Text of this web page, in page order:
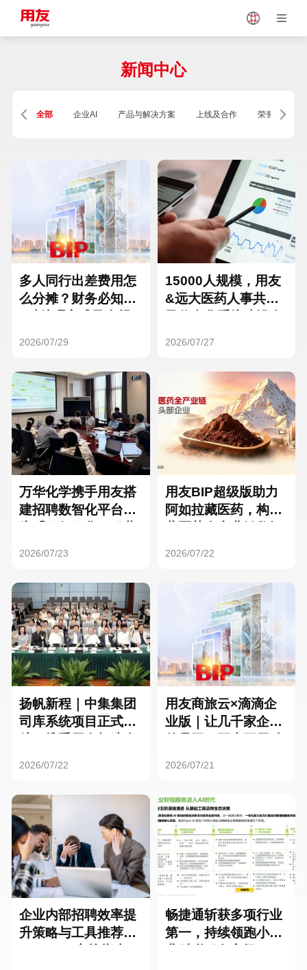
Vietnam
Singapore Malaysia
Thailand
Turkey
Hungary Mexico
Hong Kong Macau
新闻中心
全部 企业AI 产品与解决方案 上线及合作 荣誉及资质
多人同行出差费用怎
么分摊？财务必知的
2026/07/29
15000人规模，用友
&远大医药人事共享
2026/07/27
万华化学携手用友搭
建招聘数智化平台，
2026/07/23
用友BIP超级版助力
阿如拉藏医药，构建
2026/07/22
扬帆新程｜中集集团
司库系统项目正式启
2026/07/22
用友商旅云×滴滴企
业版｜让几千家企业
2026/07/21
企业内部招聘效率提
升策略与工具推荐：
畅捷通斩获多项行业
第一，持续领跑小微